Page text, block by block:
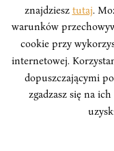
Konferencja ma
azjatyckiego jako
dla polskich
patronatem
znajdziesz tutaj.
warunków
cookie przy
internetowej.
dopuszczającymi
zgadzasz się na